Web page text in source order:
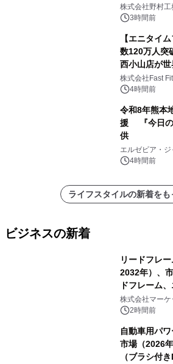
こだわる」
株式会社野村工
3時間前
【エニタイ
数120万人突
西小山店が世
株式会社Fast
4時間前
令和8年熊本
援 『今日の
供
エルゼビア・
4時間前
ライフスタイルの新着をも
ビジネスの新着
リードフレ
2032年）、
ドフレーム
レーム）・
株式会社マー
2時間前
自動車用パ
市場（2026
（ブラシ付